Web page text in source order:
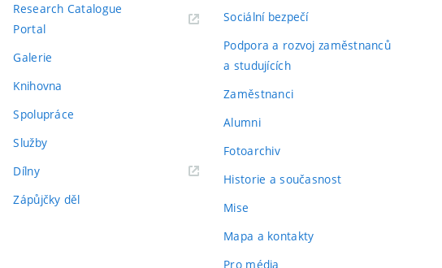
Research Catalogue
Portal
Galerie
Knihovna
Spolupráce
Služby
Dílny
Zápůjčky děl
Sociální bezpečí
Podpora a rozvoj zaměstnanců
a studujících
Zaměstnanci
Alumni
Fotoarchiv
Historie a současnost
Mise
Mapa a kontakty
Pro média